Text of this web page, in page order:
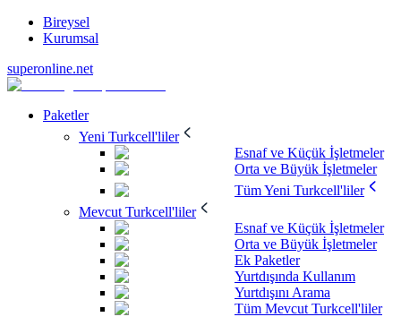
Bireysel
Kurumsal
superonline.net
Paketler
Yeni Turkcell'liler
Esnaf ve Küçük İşletmeler
Orta ve Büyük İşletmeler
Tüm Yeni Turkcell'liler
Mevcut Turkcell'liler
Esnaf ve Küçük İşletmeler
Orta ve Büyük İşletmeler
Ek Paketler
Yurtdışında Kullanım
Yurtdışını Arama
Tüm Mevcut Turkcell'liler